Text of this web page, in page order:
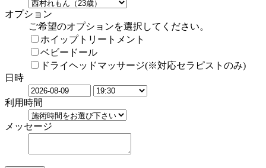
オプション
ご希望のオプションを選択してください。
ホイップトリートメント
ベビードール
ドライヘッドマッサージ(※対応セラピストのみ)
日時
利用時間
メッセージ